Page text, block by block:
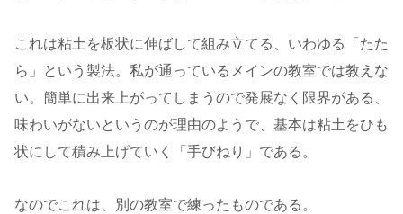
これは粘土を板状に伸ばして組み立てる、いわゆる「たた
ら」という製法。私が通っているメインの教室では教えな
い。簡単に出来上がってしまうので発展なく限界がある、
味わいがないというのが理由のようで、基本は粘土をひも
状にして積み上げていく「手びねり」である。
なのでこれは、別の教室で練ったものである。